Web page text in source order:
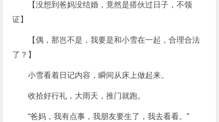
【没想到爸妈没结婚，竟然是搭伙过日子，不领
证】
【偶，那岂不是，我要是和小雪在一起，合理合法
了？】
小雪看着日记内容，瞬间从床上做起来。
收拾好行礼，大雨天，推门就跑。
“爸妈，我有点事，我朋友要生了，我去看看。”